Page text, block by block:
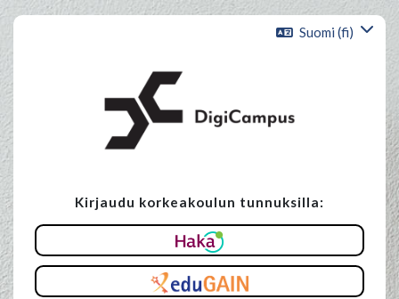
Siirry pääsisältöön
Suomi ‎(fi)‎
Ohita luodaksesi uuden tilin
Kirjaudu korkeakoulun tunnuksilla: